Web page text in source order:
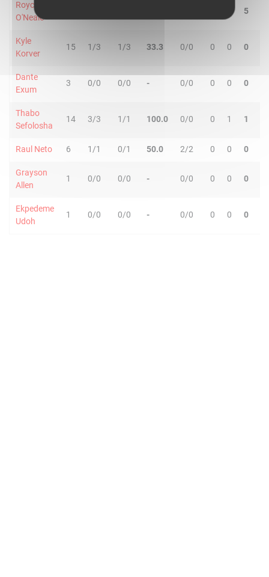
Royce
O'Neale
5
Kyle
Korver
15 1/3 1/3 33.3 0/0 0 0 0
Dante
Exum
3 0/0 0/0 - 0/0 0 0 0
Thabo
Sefolosha
14 3/3 1/1 100.0 0/0 0 1 1
Raul Neto 6 1/1 0/1 50.0 2/2 0 0 0
Grayson
Allen
1 0/0 0/0 - 0/0 0 0 0
Ekpedeme
Udoh
1 0/0 0/0 - 0/0 0 0 0